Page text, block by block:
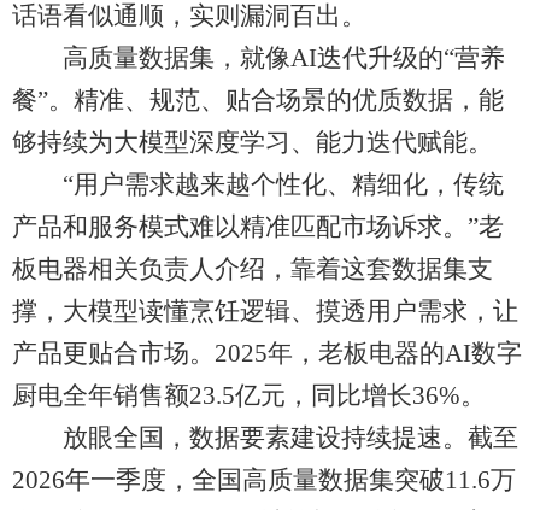
话语看似通顺，实则漏洞百出。
高质量数据集，就像AI迭代升级的“营养
餐”。精准、规范、贴合场景的优质数据，能
够持续为大模型深度学习、能力迭代赋能。
“用户需求越来越个性化、精细化，传统
产品和服务模式难以精准匹配市场诉求。”老
板电器相关负责人介绍，靠着这套数据集支
撑，大模型读懂烹饪逻辑、摸透用户需求，让
产品更贴合市场。2025年，老板电器的AI数字
厨电全年销售额23.5亿元，同比增长36%。
放眼全国，数据要素建设持续提速。截至
2026年一季度，全国高质量数据集突破11.6万